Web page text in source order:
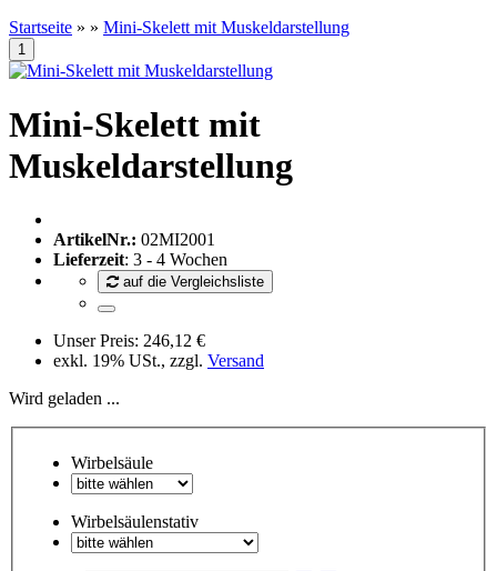
Startseite » » Mini-Skelett mit Muskeldarstellung
Mini-Skelett mit
Muskeldarstellung
ArtikelNr.: 02MI2001
Lieferzeit: 3 - 4 Wochen
auf die Vergleichsliste
Unser Preis: 246,12 €
exkl. 19% USt., zzgl. Versand
Wird geladen ...
Wirbelsäule
Wirbelsäulenstativ